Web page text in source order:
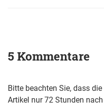
5 Kommentare
Bitte beachten Sie, dass
Artikel nur 72 Stunden